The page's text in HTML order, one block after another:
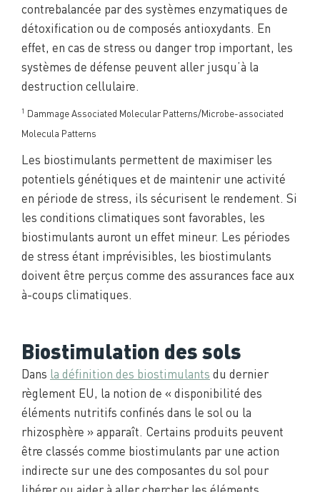
contrebalancée par des systèmes enzymatiques de
détoxification ou de composés antioxydants. En
effet, en cas de stress ou danger trop important, les
systèmes de défense peuvent aller jusqu’à la
destruction cellulaire.
1 Dammage Associated Molecular Patterns/Microbe-associated
Molecula Patterns
Les biostimulants permettent de maximiser les
potentiels génétiques et de maintenir une activité
en période de stress, ils sécurisent le rendement. Si
les conditions climatiques sont favorables, les
biostimulants auront un effet mineur. Les périodes
de stress étant imprévisibles, les biostimulants
doivent être perçus comme des assurances face aux
à-coups climatiques.
Biostimulation des sols
Dans la définition des biostimulants du dernier
règlement EU, la notion de « disponibilité des
éléments nutritifs confinés dans le sol ou la
rhizosphère » apparaît. Certains produits peuvent
être classés comme biostimulants par une action
indirecte sur une des composantes du sol pour